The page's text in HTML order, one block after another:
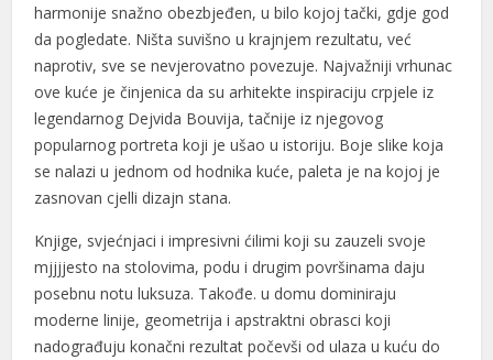
harmonije snažno obezbjeđen, u bilo kojoj tački, gdje god
da pogledate. Ništa suvišno u krajnjem rezultatu, već
naprotiv, sve se nevjerovatno povezuje. Najvažniji vrhunac
ove kuće je činjenica da su arhitekte inspiraciju crpjele iz
legendarnog Dejvida Bouvija, tačnije iz njegovog
popularnog portreta koji je ušao u istoriju. Boje slike koja
se nalazi u jednom od hodnika kuće, paleta je na kojoj je
zasnovan cjelli dizajn stana.
Knjige, svjećnjaci i impresivni ćilimi koji su zauzeli svoje
mjjjjesto na stolovima, podu i drugim površinama daju
posebnu notu luksuza. Takođe. u domu dominiraju
moderne linije, geometrija i apstraktni obrasci koji
nadograđuju konačni rezultat počevši od ulaza u kuću do